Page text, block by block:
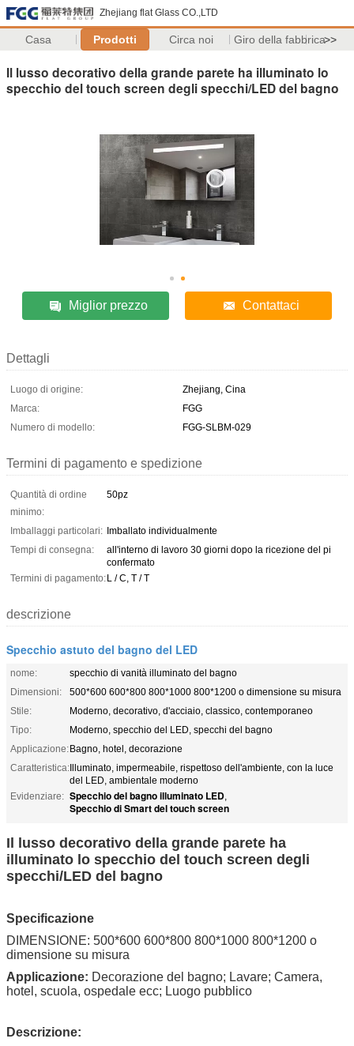
Zhejiang flat Glass CO.,LTD
Casa Prodotti Circa noi Giro della fabbrica>>
Il lusso decorativo della grande parete ha illuminato lo
specchio del touch screen degli specchi/LED del bagno
Miglior prezzo Contattaci
Dettagli
Luogo di origine:
Zhejiang, Cina
Marca:
FGG
Numero di modello:
FGG-SLBM-029
Termini di pagamento e spedizione
Quantità di ordine
minimo:
50pz
Imballaggi particolari: Imballato individualmente
Tempi di consegna:
all'interno di lavoro 30 giorni dopo la ricezione del pi
confermato
Termini di pagamento:L / C, T / T
descrizione
Specchio astuto del bagno del LED
nome:
specchio di vanità illuminato del bagno
Dimensioni:
500*600 600*800 800*1000 800*1200 o dimensione su misura
Stile:
Moderno, decorativo, d'acciaio, classico, contemporaneo
Tipo:
Moderno, specchio del LED, specchi del bagno
Applicazione:Bagno, hotel, decorazione
Caratteristica:Illuminato, impermeabile, rispettoso dell'ambiente, con la luce
del LED, ambientale moderno
Evidenziare: Specchio del bagno illuminato LED,
Specchio di Smart del touch screen
Il lusso decorativo della grande parete ha
illuminato lo specchio del touch screen degli
specchi/LED del bagno
Specificazione
DIMENSIONE: 500*600 600*800 800*1000 800*1200 o
dimensione su misura
Applicazione: Decorazione del bagno; Lavare; Camera,
hotel, scuola, ospedale ecc; Luogo pubblico
Descrizione: